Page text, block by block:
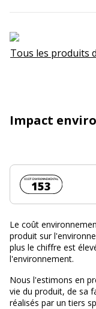
Tous les produits
Impact
Coût153
Le coût
produit sur
plus le chiffre est
l'environnement.
Nous l'estimons en
vie du produit, de sa
réalisés par un tiers